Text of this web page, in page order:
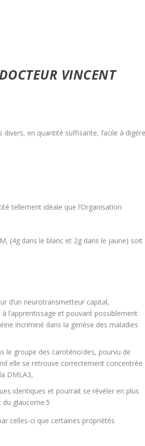
VINCENT
en quantité suffisante, facile à
tellement idéale que l’Organisation
(4g dans le blanc et 2g dans le jaune) soit
d’un neurotransmetteur capital,
l’apprentissage et pouvant possiblement
incriminé dans la genèse des maladies
le groupe des caroténoïdes, pourvu de
elle se retrouve correctement concentrée
DMLA3,
identiques et pourrait se révéler en plus
glaucome.5
celles-ci que certaines propriétés